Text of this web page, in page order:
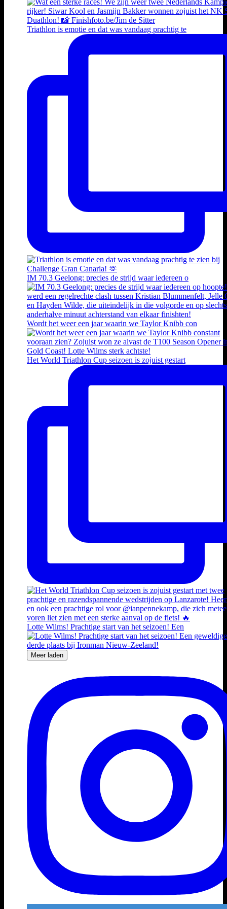
Triathlon is emotie en dat was vandaag prachtig te
IM 70.3 Geelong: precies de strijd waar iedereen o
Wordt het weer een jaar waarin we Taylor Knibb con
Het World Triathlon Cup seizoen is zojuist gestart
Lotte Wilms! Prachtige start van het seizoen! Een
Meer laden